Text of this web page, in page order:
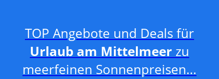
TOP Angebote und Deals für
Urlaub am Mittelmeer zu
meerfeinen Sonnenpreisen...